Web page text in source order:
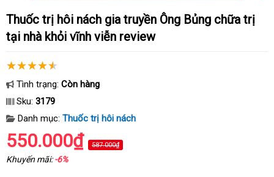
Thuốc trị hôi nách gia truyền Ông Bủng chữa trị
tại nhà khỏi vĩnh viễn review
Tình trạng: Còn hàng
Sku: 3179
Danh mục: Thuốc trị hôi nách
550.000₫ 587.000₫
Khuyến mãi:-6%